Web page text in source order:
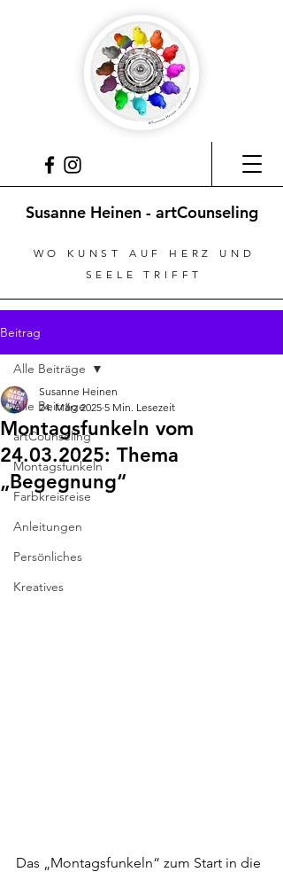
Susanne Heinen - artCounseling
WO KUNST AUF HERZ UND
SEELE TRIFFT
Beitrag
Alle Beiträge
artCounseling
Montagsfunkeln
Farbkreisreise
Anleitungen
Persönliches
Kreatives
Alle Beiträge
Montagsfunkeln vom
24.03.2025: Thema
„Begegnung“
Susanne Heinen
24. März 2025 5 Min. Lesezeit
Das „Montagsfunkeln“ zum Start in die